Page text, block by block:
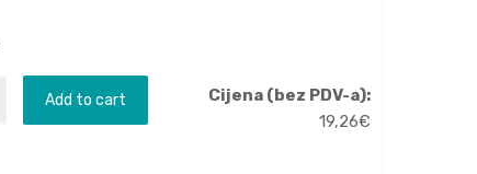
Add to cart
Cijena (bez PDV-a):
19,26€